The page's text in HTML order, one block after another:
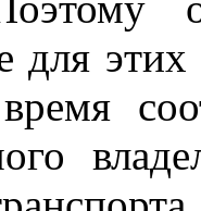
для